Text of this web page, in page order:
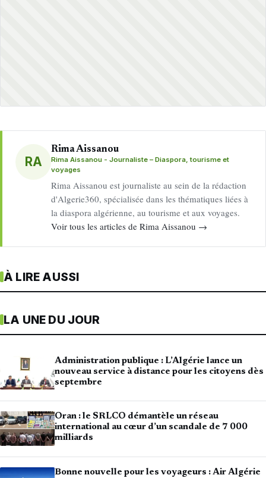
RA
Rima Aissanou
Rima Aissanou - Journaliste – Diaspora, tourisme et
voyages
Rima Aissanou est journaliste au sein de la rédaction
d'Algerie360, spécialisée dans les thématiques liées à
la diaspora algérienne, au tourisme et aux voyages.
Voir tous les articles de Rima Aissanou →
À LIRE AUSSI
LA UNE DU JOUR
Administration publique : L’Algérie lance un
nouveau service à distance pour les citoyens dès
septembre
Oran : le SRLCO démantèle un réseau
international au cœur d’un scandale de 7 000
milliards
Bonne nouvelle pour les voyageurs : Air Algérie